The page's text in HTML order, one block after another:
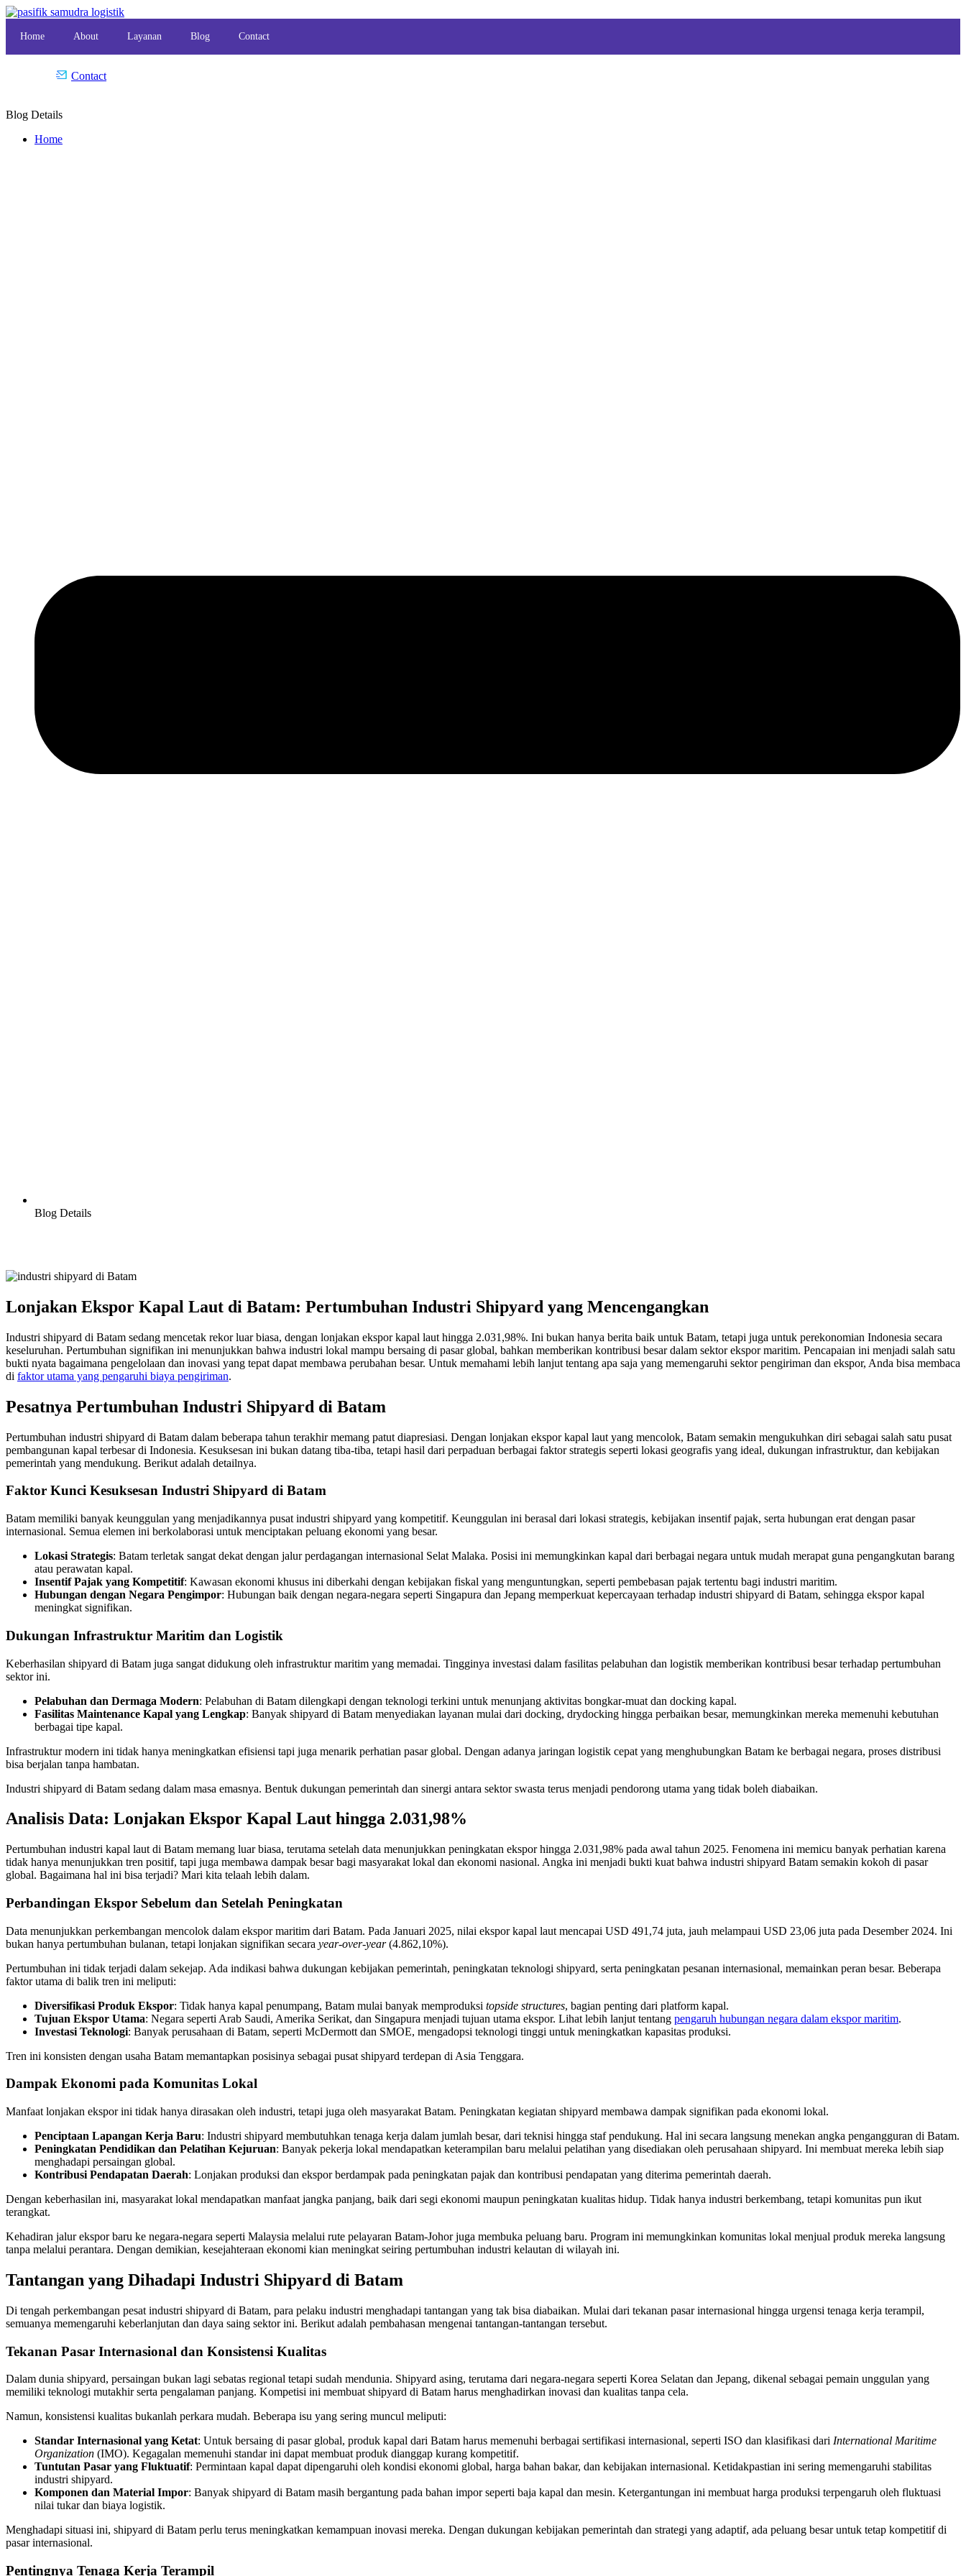
Home About Layanan Blog Contact
Contact
Blog Details
Home
Blog Details
Lonjakan Ekspor Kapal Laut di Batam: Pertumbuhan Industri Shipyard yang Mencengangkan
Industri shipyard di Batam sedang mencetak rekor luar biasa, dengan lonjakan ekspor kapal laut hingga 2.031,98%. Ini bukan hanya berita baik untuk Batam, tetapi juga untuk perekonomian Indonesia secara
keseluruhan. Pertumbuhan signifikan ini menunjukkan bahwa industri lokal mampu bersaing di pasar global, bahkan memberikan kontribusi besar dalam sektor ekspor maritim. Pencapaian ini menjadi salah satu
bukti nyata bagaimana pengelolaan dan inovasi yang tepat dapat membawa perubahan besar. Untuk memahami lebih lanjut tentang apa saja yang memengaruhi sektor pengiriman dan ekspor, Anda bisa membaca
di faktor utama yang pengaruhi biaya pengiriman.
Pesatnya Pertumbuhan Industri Shipyard di Batam
Pertumbuhan industri shipyard di Batam dalam beberapa tahun terakhir memang patut diapresiasi. Dengan lonjakan ekspor kapal laut yang mencolok, Batam semakin mengukuhkan diri sebagai salah satu pusat
pembangunan kapal terbesar di Indonesia. Kesuksesan ini bukan datang tiba-tiba, tetapi hasil dari perpaduan berbagai faktor strategis seperti lokasi geografis yang ideal, dukungan infrastruktur, dan kebijakan
pemerintah yang mendukung. Berikut adalah detailnya.
Faktor Kunci Kesuksesan Industri Shipyard di Batam
Batam memiliki banyak keunggulan yang menjadikannya pusat industri shipyard yang kompetitif. Keunggulan ini berasal dari lokasi strategis, kebijakan insentif pajak, serta hubungan erat dengan pasar
internasional. Semua elemen ini berkolaborasi untuk menciptakan peluang ekonomi yang besar.
Lokasi Strategis: Batam terletak sangat dekat dengan jalur perdagangan internasional Selat Malaka. Posisi ini memungkinkan kapal dari berbagai negara untuk mudah merapat guna pengangkutan barang
atau perawatan kapal.
Insentif Pajak yang Kompetitif: Kawasan ekonomi khusus ini diberkahi dengan kebijakan fiskal yang menguntungkan, seperti pembebasan pajak tertentu bagi industri maritim.
Hubungan dengan Negara Pengimpor: Hubungan baik dengan negara-negara seperti Singapura dan Jepang memperkuat kepercayaan terhadap industri shipyard di Batam, sehingga ekspor kapal
meningkat signifikan.
Dukungan Infrastruktur Maritim dan Logistik
Keberhasilan shipyard di Batam juga sangat didukung oleh infrastruktur maritim yang memadai. Tingginya investasi dalam fasilitas pelabuhan dan logistik memberikan kontribusi besar terhadap pertumbuhan
sektor ini.
Pelabuhan dan Dermaga Modern: Pelabuhan di Batam dilengkapi dengan teknologi terkini untuk menunjang aktivitas bongkar-muat dan docking kapal.
Fasilitas Maintenance Kapal yang Lengkap: Banyak shipyard di Batam menyediakan layanan mulai dari docking, drydocking hingga perbaikan besar, memungkinkan mereka memenuhi kebutuhan
berbagai tipe kapal.
Infrastruktur modern ini tidak hanya meningkatkan efisiensi tapi juga menarik perhatian pasar global. Dengan adanya jaringan logistik cepat yang menghubungkan Batam ke berbagai negara, proses distribusi
bisa berjalan tanpa hambatan.
Industri shipyard di Batam sedang dalam masa emasnya. Bentuk dukungan pemerintah dan sinergi antara sektor swasta terus menjadi pendorong utama yang tidak boleh diabaikan.
Analisis Data: Lonjakan Ekspor Kapal Laut hingga 2.031,98%
Pertumbuhan industri kapal laut di Batam memang luar biasa, terutama setelah data menunjukkan peningkatan ekspor hingga 2.031,98% pada awal tahun 2025. Fenomena ini memicu banyak perhatian karena
tidak hanya menunjukkan tren positif, tapi juga membawa dampak besar bagi masyarakat lokal dan ekonomi nasional. Angka ini menjadi bukti kuat bahwa industri shipyard Batam semakin kokoh di pasar
global. Bagaimana hal ini bisa terjadi? Mari kita telaah lebih dalam.
Perbandingan Ekspor Sebelum dan Setelah Peningkatan
Data menunjukkan perkembangan mencolok dalam ekspor maritim dari Batam. Pada Januari 2025, nilai ekspor kapal laut mencapai USD 491,74 juta, jauh melampaui USD 23,06 juta pada Desember 2024. Ini
bukan hanya pertumbuhan bulanan, tetapi lonjakan signifikan secara year-over-year(4.862,10%).
Pertumbuhan ini tidak terjadi dalam sekejap. Ada indikasi bahwa dukungan kebijakan pemerintah, peningkatan teknologi shipyard, serta peningkatan pesanan internasional, memainkan peran besar. Beberapa
faktor utama di balik tren ini meliputi:
Diversifikasi Produk Ekspor: Tidak hanya kapal penumpang, Batam mulai banyak memproduksi topside structures, bagian penting dari platform kapal.
Tujuan Ekspor Utama: Negara seperti Arab Saudi, Amerika Serikat, dan Singapura menjadi tujuan utama ekspor. Lihat lebih lanjut tentang pengaruh hubungan negara dalam ekspor maritim.
Investasi Teknologi: Banyak perusahaan di Batam, seperti McDermott dan SMOE, mengadopsi teknologi tinggi untuk meningkatkan kapasitas produksi.
Tren ini konsisten dengan usaha Batam memantapkan posisinya sebagai pusat shipyard terdepan di Asia Tenggara.
Dampak Ekonomi pada Komunitas Lokal
Manfaat lonjakan ekspor ini tidak hanya dirasakan oleh industri, tetapi juga oleh masyarakat Batam. Peningkatan kegiatan shipyard membawa dampak signifikan pada ekonomi lokal.
Penciptaan Lapangan Kerja Baru: Industri shipyard membutuhkan tenaga kerja dalam jumlah besar, dari teknisi hingga staf pendukung. Hal ini secara langsung menekan angka pengangguran di Batam.
Peningkatan Pendidikan dan Pelatihan Kejuruan: Banyak pekerja lokal mendapatkan keterampilan baru melalui pelatihan yang disediakan oleh perusahaan shipyard. Ini membuat mereka lebih siap
menghadapi persaingan global.
Kontribusi Pendapatan Daerah: Lonjakan produksi dan ekspor berdampak pada peningkatan pajak dan kontribusi pendapatan yang diterima pemerintah daerah.
Dengan keberhasilan ini, masyarakat lokal mendapatkan manfaat jangka panjang, baik dari segi ekonomi maupun peningkatan kualitas hidup. Tidak hanya industri berkembang, tetapi komunitas pun ikut
terangkat.
Kehadiran jalur ekspor baru ke negara-negara seperti Malaysia melalui rute pelayaran Batam-Johor juga membuka peluang baru. Program ini memungkinkan komunitas lokal menjual produk mereka langsung
tanpa melalui perantara. Dengan demikian, kesejahteraan ekonomi kian meningkat seiring pertumbuhan industri kelautan di wilayah ini.
Tantangan yang Dihadapi Industri Shipyard di Batam
Di tengah perkembangan pesat industri shipyard di Batam, para pelaku industri menghadapi tantangan yang tak bisa diabaikan. Mulai dari tekanan pasar internasional hingga urgensi tenaga kerja terampil,
semuanya memengaruhi keberlanjutan dan daya saing sektor ini. Berikut adalah pembahasan mengenai tantangan-tantangan tersebut.
Tekanan Pasar Internasional dan Konsistensi Kualitas
Dalam dunia shipyard, persaingan bukan lagi sebatas regional tetapi sudah mendunia. Shipyard asing, terutama dari negara-negara seperti Korea Selatan dan Jepang, dikenal sebagai pemain unggulan yang
memiliki teknologi mutakhir serta pengalaman panjang. Kompetisi ini membuat shipyard di Batam harus menghadirkan inovasi dan kualitas tanpa cela.
Namun, konsistensi kualitas bukanlah perkara mudah. Beberapa isu yang sering muncul meliputi:
Standar Internasional yang Ketat: Untuk bersaing di pasar global, produk kapal dari Batam harus memenuhi berbagai sertifikasi internasional, seperti ISO dan klasifikasi dari International Maritime
Organization (IMO). Kegagalan memenuhi standar ini dapat membuat produk dianggap kurang kompetitif.
Tuntutan Pasar yang Fluktuatif: Permintaan kapal dapat dipengaruhi oleh kondisi ekonomi global, harga bahan bakar, dan kebijakan internasional. Ketidakpastian ini sering memengaruhi stabilitas
industri shipyard.
Komponen dan Material Impor: Banyak shipyard di Batam masih bergantung pada bahan impor seperti baja kapal dan mesin. Ketergantungan ini membuat harga produksi terpengaruh oleh fluktuasi
nilai tukar dan biaya logistik.
Menghadapi situasi ini, shipyard di Batam perlu terus meningkatkan kemampuan inovasi mereka. Dengan dukungan kebijakan pemerintah dan strategi yang adaptif, ada peluang besar untuk tetap kompetitif di
pasar internasional.
Pentingnya Tenaga Kerja Terampil